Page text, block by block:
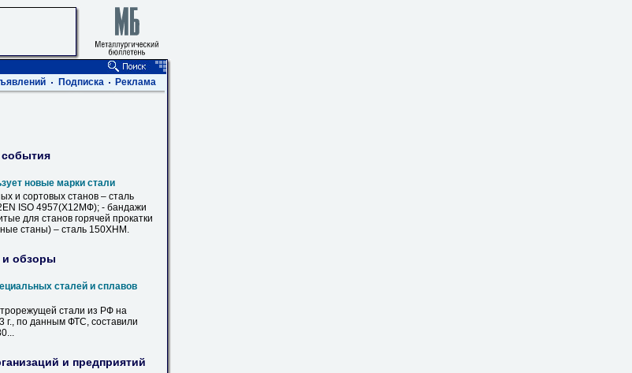
Подписка Реклама
новые марки стали
и сортовых станов – сталь
ISO 4957(Х12МФ); - бандажи
для станов горячей прокатки
станы) – сталь 150ХНМ.
и обзоры
сталей и сплавов
стали из РФ на
г., по данным ФТС, составили
...
и предприятий